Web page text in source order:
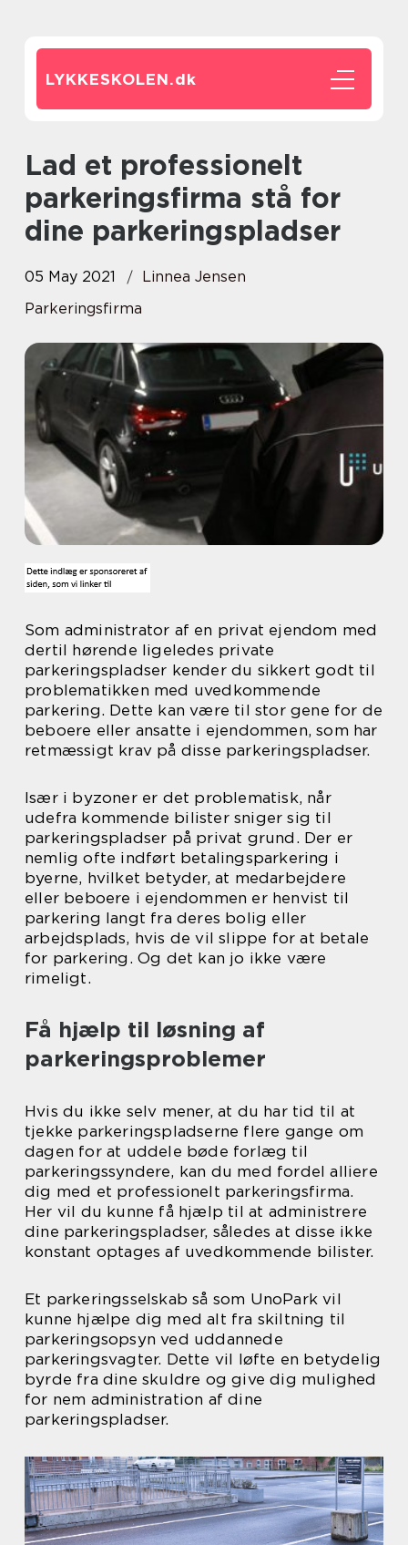
LYKKESKOLEN.dk
Lad et professionelt
parkeringsfirma stå for
dine parkeringspladser
05 May 2021
Linnea Jensen
Parkeringsfirma
Som administrator af en privat ejendom med
dertil hørende ligeledes private
parkeringspladser kender du sikkert godt til
problematikken med uvedkommende
parkering. Dette kan være til stor gene for de
beboere eller ansatte i ejendommen, som har
retmæssigt krav på disse parkeringspladser.
Især i byzoner er det problematisk, når
udefra kommende bilister sniger sig til
parkeringspladser på privat grund. Der er
nemlig ofte indført betalingsparkering i
byerne, hvilket betyder, at medarbejdere
eller beboere i ejendommen er henvist til
parkering langt fra deres bolig eller
arbejdsplads, hvis de vil slippe for at betale
for parkering. Og det kan jo ikke være
rimeligt.
Få hjælp til løsning af
parkeringsproblemer
Hvis du ikke selv mener, at du har tid til at
tjekke parkeringspladserne flere gange om
dagen for at uddele bøde forlæg til
parkeringssyndere, kan du med fordel alliere
dig med et professionelt parkeringsfirma.
Her vil du kunne få hjælp til at administrere
dine parkeringspladser, således at disse ikke
konstant optages af uvedkommende bilister.
Et parkeringsselskab så som UnoPark vil
kunne hjælpe dig med alt fra skiltning til
parkeringsopsyn ved uddannede
parkeringsvagter. Dette vil løfte en betydelig
byrde fra dine skuldre og give dig mulighed
for nem administration af dine
parkeringspladser.